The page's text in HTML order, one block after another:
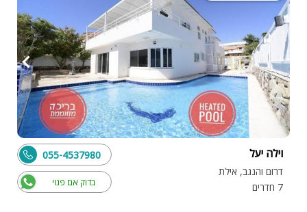
וילה יעל
דרום והנגב, אילת
7 חדרים
בדוק אם פנוי
055-4537980